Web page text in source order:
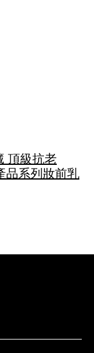
頂級抗老
品系列 妝前乳